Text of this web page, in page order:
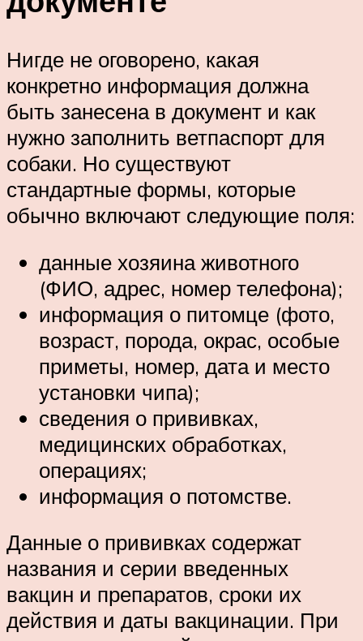
Нигде не оговорено, какая
конкретно информация должна
быть занесена в документ и как
нужно заполнить ветпаспорт для
собаки. Но существуют
стандартные формы, которые
обычно включают следующие поля:
данные хозяина животного
(ФИО, адрес, номер телефона);
информация о питомце (фото,
возраст, порода, окрас, особые
приметы, номер, дата и место
установки чипа);
сведения о прививках,
медицинских обработках,
операциях;
информация о потомстве.
Данные о прививках содержат
названия и серии введенных
вакцин и препаратов, сроки их
действия и даты вакцинации. При